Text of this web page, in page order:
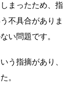
まったため、指
不具合がありま
い問題です。
う指摘があり、
。